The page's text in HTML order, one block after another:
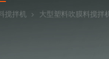
搅拌机 大型塑料吹膜料搅拌